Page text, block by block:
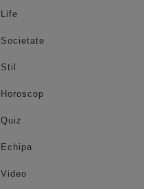
Life
Societate
Stil
Horoscop
Quiz
Echipa
Video